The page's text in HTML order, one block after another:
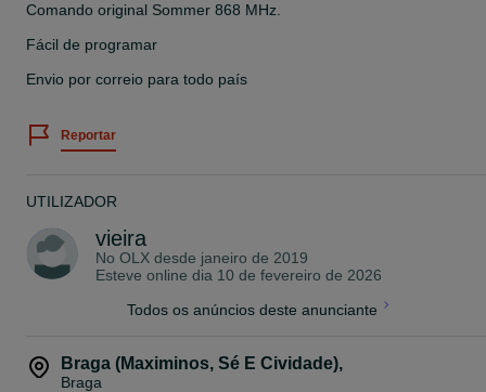
Comando original Sommer 868 MHz.
Fácil de programar
Envio por correio para todo país
Reportar
UTILIZADOR
vieira
No OLX desde janeiro de 2019
Esteve online dia 10 de fevereiro de 2026
Todos os anúncios deste anunciante
Braga (Maximinos, Sé E Cividade),
Braga